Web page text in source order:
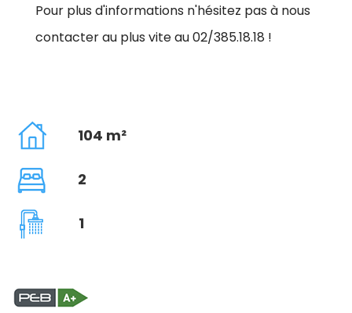
Pour plus d'informations n'hésitez pas à nous
contacter au plus vite au 02/385.18.18 !
104 m²
2
1